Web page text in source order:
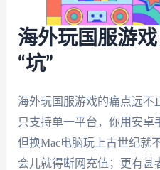
海外玩国服游
“坑”
海外玩国服游戏的痛点远不
只支持单一平台，你用安卓
但换Mac电脑玩上古世纪就
会儿就得断网充值；更有甚